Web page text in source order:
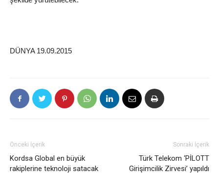
DÜNYA 19.09.2015
Önceki İçerik
Kordsa Global en büyük
rakiplerine teknoloji satacak
Sonraki İçerik
Türk Telekom ‘PİLOTT
Girişimcilik Zirvesi’ yapıldı